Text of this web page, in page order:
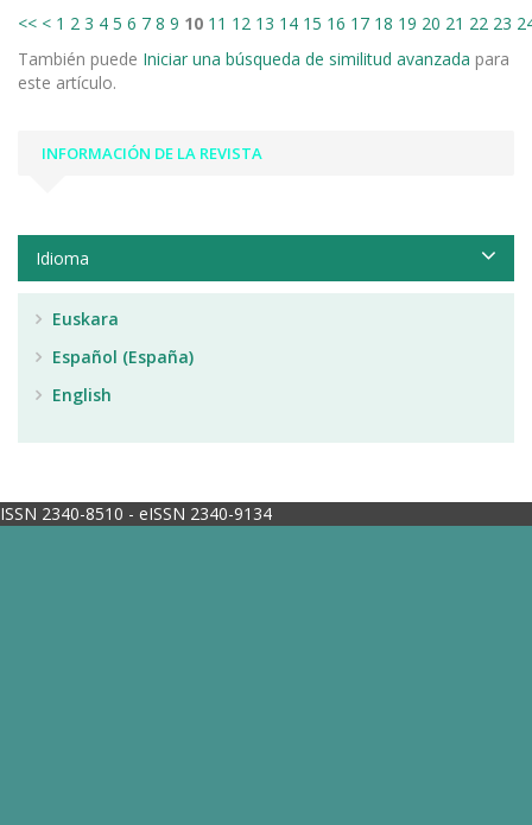
<< < 1 2 3 4 5 6 7 8 9 10 11 12 13 14 15 16 17 18 19 20 21 22 23
También puede Iniciar una búsqueda de similitud avanzada para
este artículo.
INFORMACIÓN DE LA REVISTA
Idioma
Euskara
Español (España)
English
ISSN 2340-8510 - eISSN 2340-9134